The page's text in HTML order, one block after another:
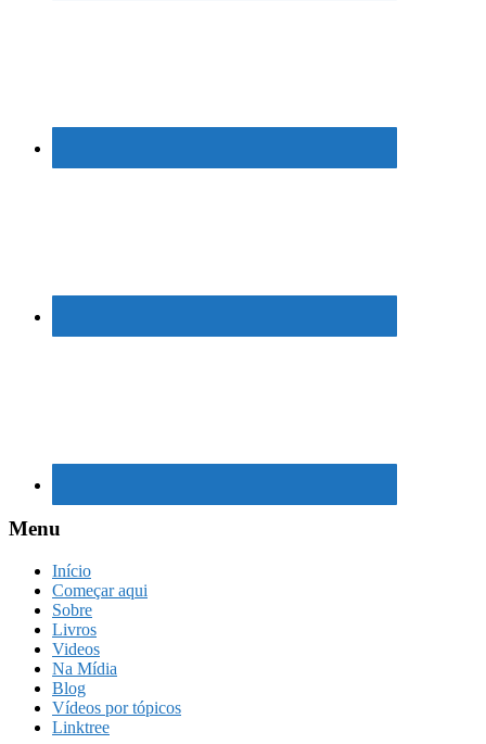
Menu
Início
Começar aqui
Sobre
Livros
Videos
Na Mídia
Blog
Vídeos por tópicos
Linktree